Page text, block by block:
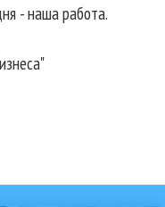
- наша работа.